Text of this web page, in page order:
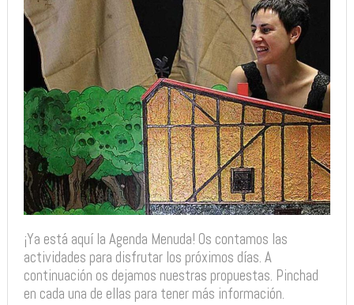
¡Ya está aquí la Agenda Menuda! Os contamos las
actividades para disfrutar los próximos días. A
continuación os dejamos nuestras propuestas. Pinchad
en cada una de ellas para tener más información.